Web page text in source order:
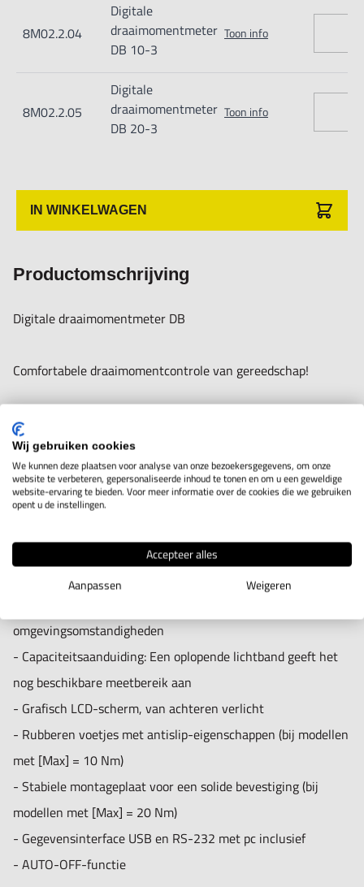
- AUTO-OFF-functie
montageplaat (bij modellen met [Max] = 20 Nm)
Geheugeninhoud kan met de optionele software naar de pc
worden doorgestuurd
resp. Track-functie voor de continu weergave van de
Meten met tolerantiebereik (grenswaardefunctie): boven-
en ondergrenswaarde programmeerbaar. Het meetproces
wordt ondersteund door een akoestisch en optisch signaal
De illustratie kan een voorbeeld van gebruik tonen,
8M02.2.04
Digitale
draaimomentmeter
DB 10-3
Toon info
8M02.2.05
Digitale
draaimomentmeter
DB 20-3
Toon info
IN WINKELWAGEN
Productomschrijving
Digitale draaimomentmeter DB
Comfortabele draaimomentcontrole van gereedschap!
- Uitstekend geschikt om draaimomentsleutels, elektrische
schroevendraaiers en accuschroevendraaiers te testen
- Koppelopnemersysteem voor de dynamischecontrole van
elektrische schroevendraaiers (bij modellen met [Max] = 50
- Meetnauwkeurigheid: +/- 0,5% von [Max]
- Beschikbaar meetbereik: 5 – 100 % van max
omgevingsomstandigheden
- Capaciteitsaanduiding: Een oplopende lichtband geeft het
nog beschikbare meetbereik aan
- Grafisch LCD-scherm, van achteren verlicht
- Rubberen voetjes met antislip-eigenschappen (bij modellen
met [Max] = 10 Nm)
- Stabiele montageplaat voor een solide bevestiging (bij
modellen met [Max] = 20 Nm)
- Gegevensinterface USB en RS-232 met pc inclusief
- AUTO-OFF-functie
Wij gebruiken cookies
We kunnen deze plaatsen voor analyse van onze bezoekersgegevens, om onze
website te verbeteren, gepersonaliseerde inhoud te tonen en om u een geweldige
website-ervaring te bieden. Voor meer informatie over de cookies die we gebruiken
opent u de instellingen.
Accepteer alles
Aanpassen
Weigeren